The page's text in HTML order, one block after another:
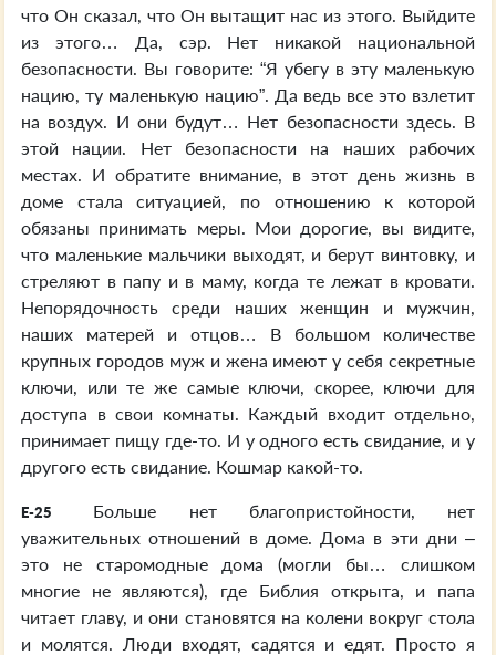
что Он сказал, что Он вытащит нас из этого. Выйдите
из этого… Да, сэр. Нет никакой национальной
безопасности. Вы говорите: “Я убегу в эту маленькую
нацию, ту маленькую нацию”. Да ведь все это взлетит
на воздух. И они будут… Нет безопасности здесь. В
этой нации. Нет безопасности на наших рабочих
местах. И обратите внимание, в этот день жизнь в
доме стала ситуацией, по отношению к которой
обязаны принимать меры. Мои дорогие, вы видите,
что маленькие мальчики выходят, и берут винтовку, и
стреляют в папу и в маму, когда те лежат в кровати.
Непорядочность среди наших женщин и мужчин,
наших матерей и отцов… В большом количестве
крупных городов муж и жена имеют у себя секретные
ключи, или те же самые ключи, скорее, ключи для
доступа в свои комнаты. Каждый входит отдельно,
принимает пищу где-то. И у одного есть свидание, и у
другого есть свидание. Кошмар какой-то.
E-25
Больше нет благопристойности, нет
уважительных отношений в доме. Дома в эти дни –
это не старомодные дома (могли бы… слишком
многие не являются), где Библия открыта, и папа
читает главу, и они становятся на колени вокруг стола
и молятся. Люди входят, садятся и едят. Просто я